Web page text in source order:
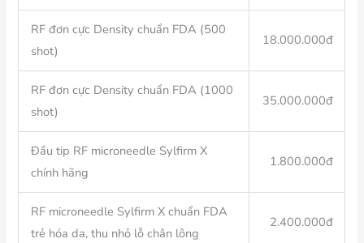
RF đơn cực Density chuẩn FDA (500
shot)
18.000.000đ
RF đơn cực Density chuẩn FDA (1000
shot)
35.000.000đ
Đầu tip RF microneedle Sylfirm X
chính hãng
1.800.000đ
RF microneedle Sylfirm X chuẩn FDA
trẻ hóa da, thu nhỏ lỗ chân lông
2.400.000đ